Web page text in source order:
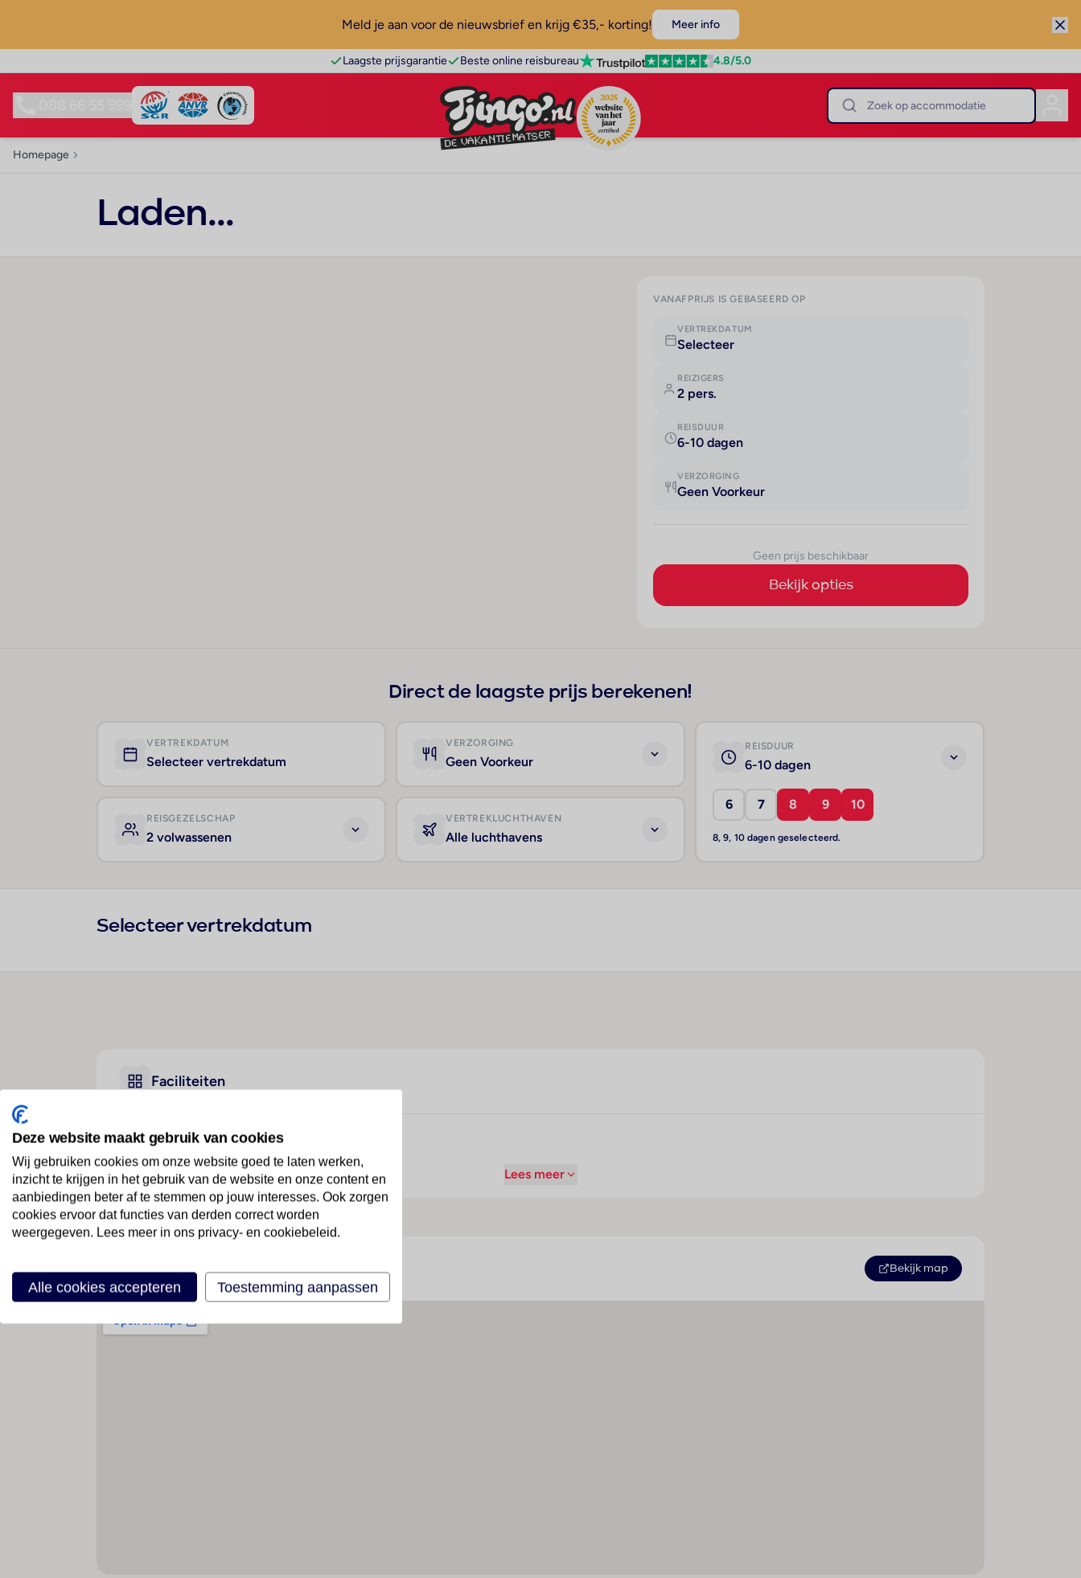
Meld je aan voor de nieuwsbrief en krijg €35,- korting! Meer info
Laagste prijsgarantie Beste online reisbureau 4.8/5.0
Homepage
Laden...
VANAFPRIJS IS GEBASEERD OP
VERTREKDATUM
Selecteer
REIZIGERS
2 pers.
REISDUUR
6-10 dagen
VERZORGING
Geen Voorkeur
Geen prijs beschikbaar
Bekijk opties
Direct de laagste prijs berekenen!
VERTREKDATUM
Selecteer vertrekdatum
VERZORGING
Geen Voorkeur
REISDUUR
6-10 dagen
6 7 8 9 10
8, 9, 10 dagen geselecteerd.
REISGEZELSCHAP
2 volwassenen
VERTREKLUCHTHAVEN
Alle luchthavens
Selecteer vertrekdatum
Faciliteiten
Geen faciliteiten beschikbaar
Lees meer
Locatie Bekijk map
Deze website maakt gebruik van cookies
Wij gebruiken cookies om onze website goed te laten werken,
inzicht te krijgen in het gebruik van de website en onze content en
aanbiedingen beter af te stemmen op jouw interesses. Ook zorgen
cookies ervoor dat functies van derden correct worden
weergegeven. Lees meer in ons privacy- en cookiebeleid.
Alle cookies accepteren Toestemming aanpassen